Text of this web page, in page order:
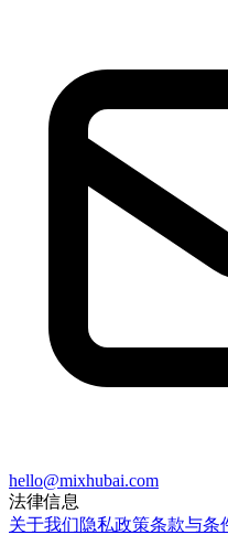
hello@mixhubai.com
法律信息
关于我们隐私政策条款与条